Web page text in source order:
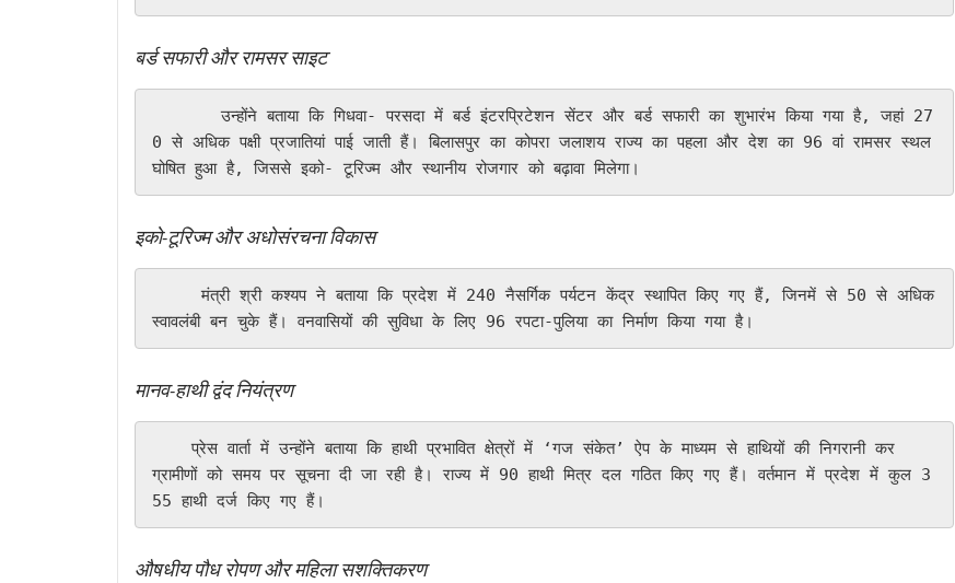
बर्ड सफारी और रामसर साइट
       उन्होंने बताया कि गिधवा- परसदा में बर्ड इंटरप्रिटेशन सेंटर और बर्ड सफारी का शुभारंभ किया गया है, जहां 27
0 से अधिक पक्षी प्रजातियां पाई जाती हैं। बिलासपुर का कोपरा जलाशय राज्य का पहला और देश का 96 वां रामसर स्थल
घोषित हुआ है, जिससे इको- टूरिज्म और स्थानीय रोजगार को बढ़ावा मिलेगा।
इको-टूरिज्म और अधोसंरचना विकास
     मंत्री श्री कश्यप ने बताया कि प्रदेश में 240 नैसर्गिक पर्यटन केंद्र स्थापित किए गए हैं, जिनमें से 50 से अधिक
स्वावलंबी बन चुके हैं। वनवासियों की सुविधा के लिए 96 रपटा-पुलिया का निर्माण किया गया है।
मानव-हाथी द्वंद नियंत्रण
    प्रेस वार्ता में उन्होंने बताया कि हाथी प्रभावित क्षेत्रों में ‘गज संकेत’ ऐप के माध्यम से हाथियों की निगरानी कर
ग्रामीणों को समय पर सूचना दी जा रही है। राज्य में 90 हाथी मित्र दल गठित किए गए हैं। वर्तमान में प्रदेश में कुल 3
55 हाथी दर्ज किए गए हैं।
औषधीय पौध रोपण और महिला सशक्तिकरण